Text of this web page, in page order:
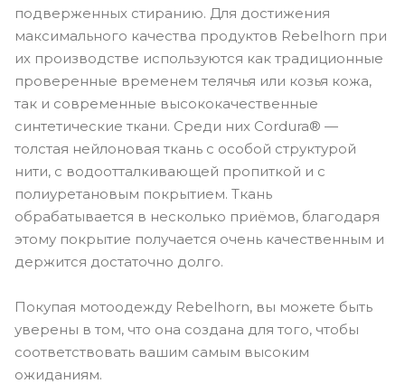
подверженных стиранию. Для достижения
максимального качества продуктов Rebelhorn при
их производстве используются как традиционные
проверенные временем телячья или козья кожа,
так и современные высококачественные
синтетические ткани. Среди них Cordura® —
толстая нейлоновая ткань с особой структурой
нити, с водоотталкивающей пропиткой и с
полиуретановым покрытием. Ткань
обрабатывается в несколько приёмов, благодаря
этому покрытие получается очень качественным и
держится достаточно долго.
Покупая мотоодежду Rebelhorn, вы можете быть
уверены в том, что она создана для того, чтобы
соответствовать вашим самым высоким
ожиданиям.